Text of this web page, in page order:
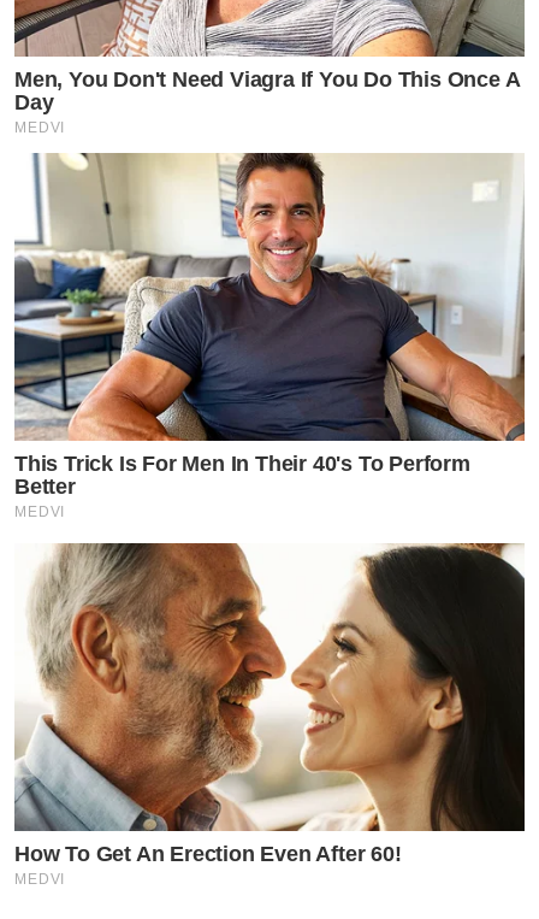
Men, You Don't Need Viagra If You Do This Once A
Day
MEDVI
This Trick Is For Men In Their 40's To Perform
Better
MEDVI
How To Get An Erection Even After 60!
MEDVI